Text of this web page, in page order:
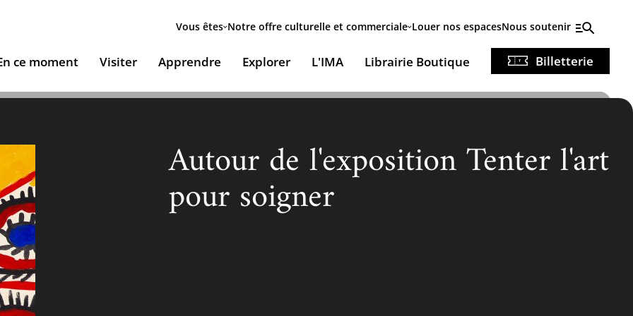
secondaire
Vous êtes Notre offre culturelle et commerciale Louer nos espacesNous soutenir
ce moment
Les Jeudis de l’IMA
Ici & Maintenant
Falsafa I Les RDV de la philosophie arabe
Les Samedis de la poésie
Rencontres littéraires de l’IMA
Les escales musicales du musée
Visiter
Shahid
Café littéraire et self
Apprendre
le monde arabe
pédagogiques
documentaires
le portail documentaire de l'IMA
/ Emprunter des livres et des médias à la
de l'IMA
Explorer L'IMA
Ingénierie culturelle
Documents institutionnels
Nous rejoindre / Carrières
Mécènes et sponsors
Nous contacter
Librairie Boutique Billetterie
Autour de l'exposition Tenter l'art
pour soigner